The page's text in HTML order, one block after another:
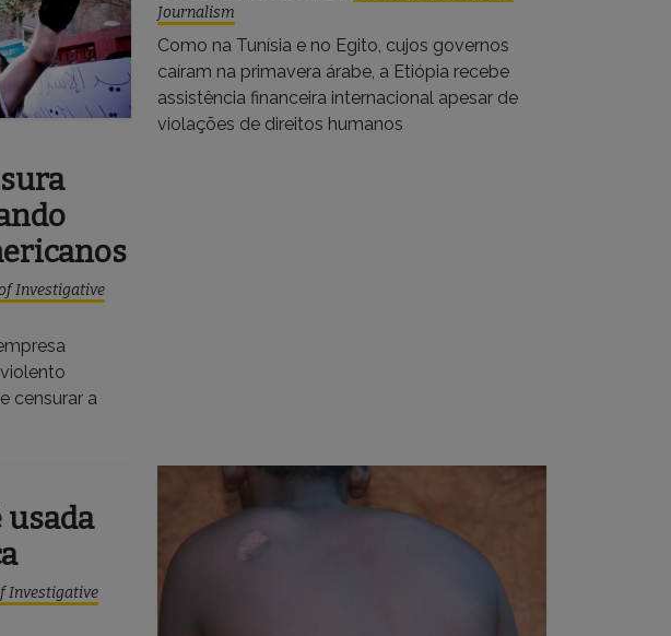
Investigative
censurar a
Journalism
Como na Tunísia e no Egito, cujos governos
caíram na primavera árabe, a Etiópia recebe
assistência financeira internacional apesar de
violações de direitos humanos
Investigative